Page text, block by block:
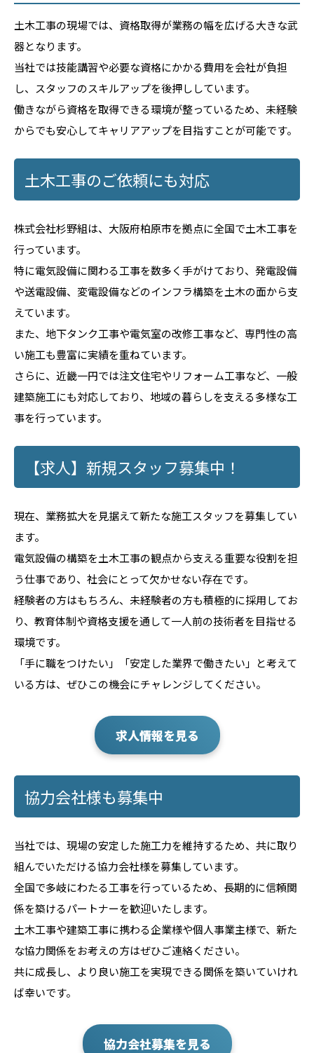
土木工事の現場では、資格取得が業務の幅を広げる大きな武
器となります。
当社では技能講習や必要な資格にかかる費用を会社が負担
し、スタッフのスキルアップを後押ししています。
働きながら資格を取得できる環境が整っているため、未経験
からでも安心してキャリアアップを目指すことが可能です。
土木工事のご依頼にも対応
株式会社杉野組は、大阪府柏原市を拠点に全国で土木工事を
行っています。
特に電気設備に関わる工事を数多く手がけており、発電設備
や送電設備、変電設備などのインフラ構築を土木の面から支
えています。
また、地下タンク工事や電気室の改修工事など、専門性の高
い施工も豊富に実績を重ねています。
さらに、近畿一円では注文住宅やリフォーム工事など、一般
建築施工にも対応しており、地域の暮らしを支える多様な工
事を行っています。
【求人】新規スタッフ募集中！
現在、業務拡大を見据えて新たな施工スタッフを募集してい
ます。
電気設備の構築を土木工事の観点から支える重要な役割を担
う仕事であり、社会にとって欠かせない存在です。
経験者の方はもちろん、未経験者の方も積極的に採用してお
り、教育体制や資格支援を通して一人前の技術者を目指せる
環境です。
「手に職をつけたい」「安定した業界で働きたい」と考えて
いる方は、ぜひこの機会にチャレンジしてください。
求人情報を見る
協力会社様も募集中
当社では、現場の安定した施工力を維持するため、共に取り
組んでいただける協力会社様を募集しています。
全国で多岐にわたる工事を行っているため、長期的に信頼関
係を築けるパートナーを歓迎いたします。
土木工事や建築工事に携わる企業様や個人事業主様で、新た
な協力関係をお考えの方はぜひご連絡ください。
共に成長し、より良い施工を実現できる関係を築いていけれ
ば幸いです。
協力会社募集を見る